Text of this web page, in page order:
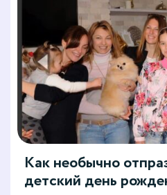
Как необычно
детский день